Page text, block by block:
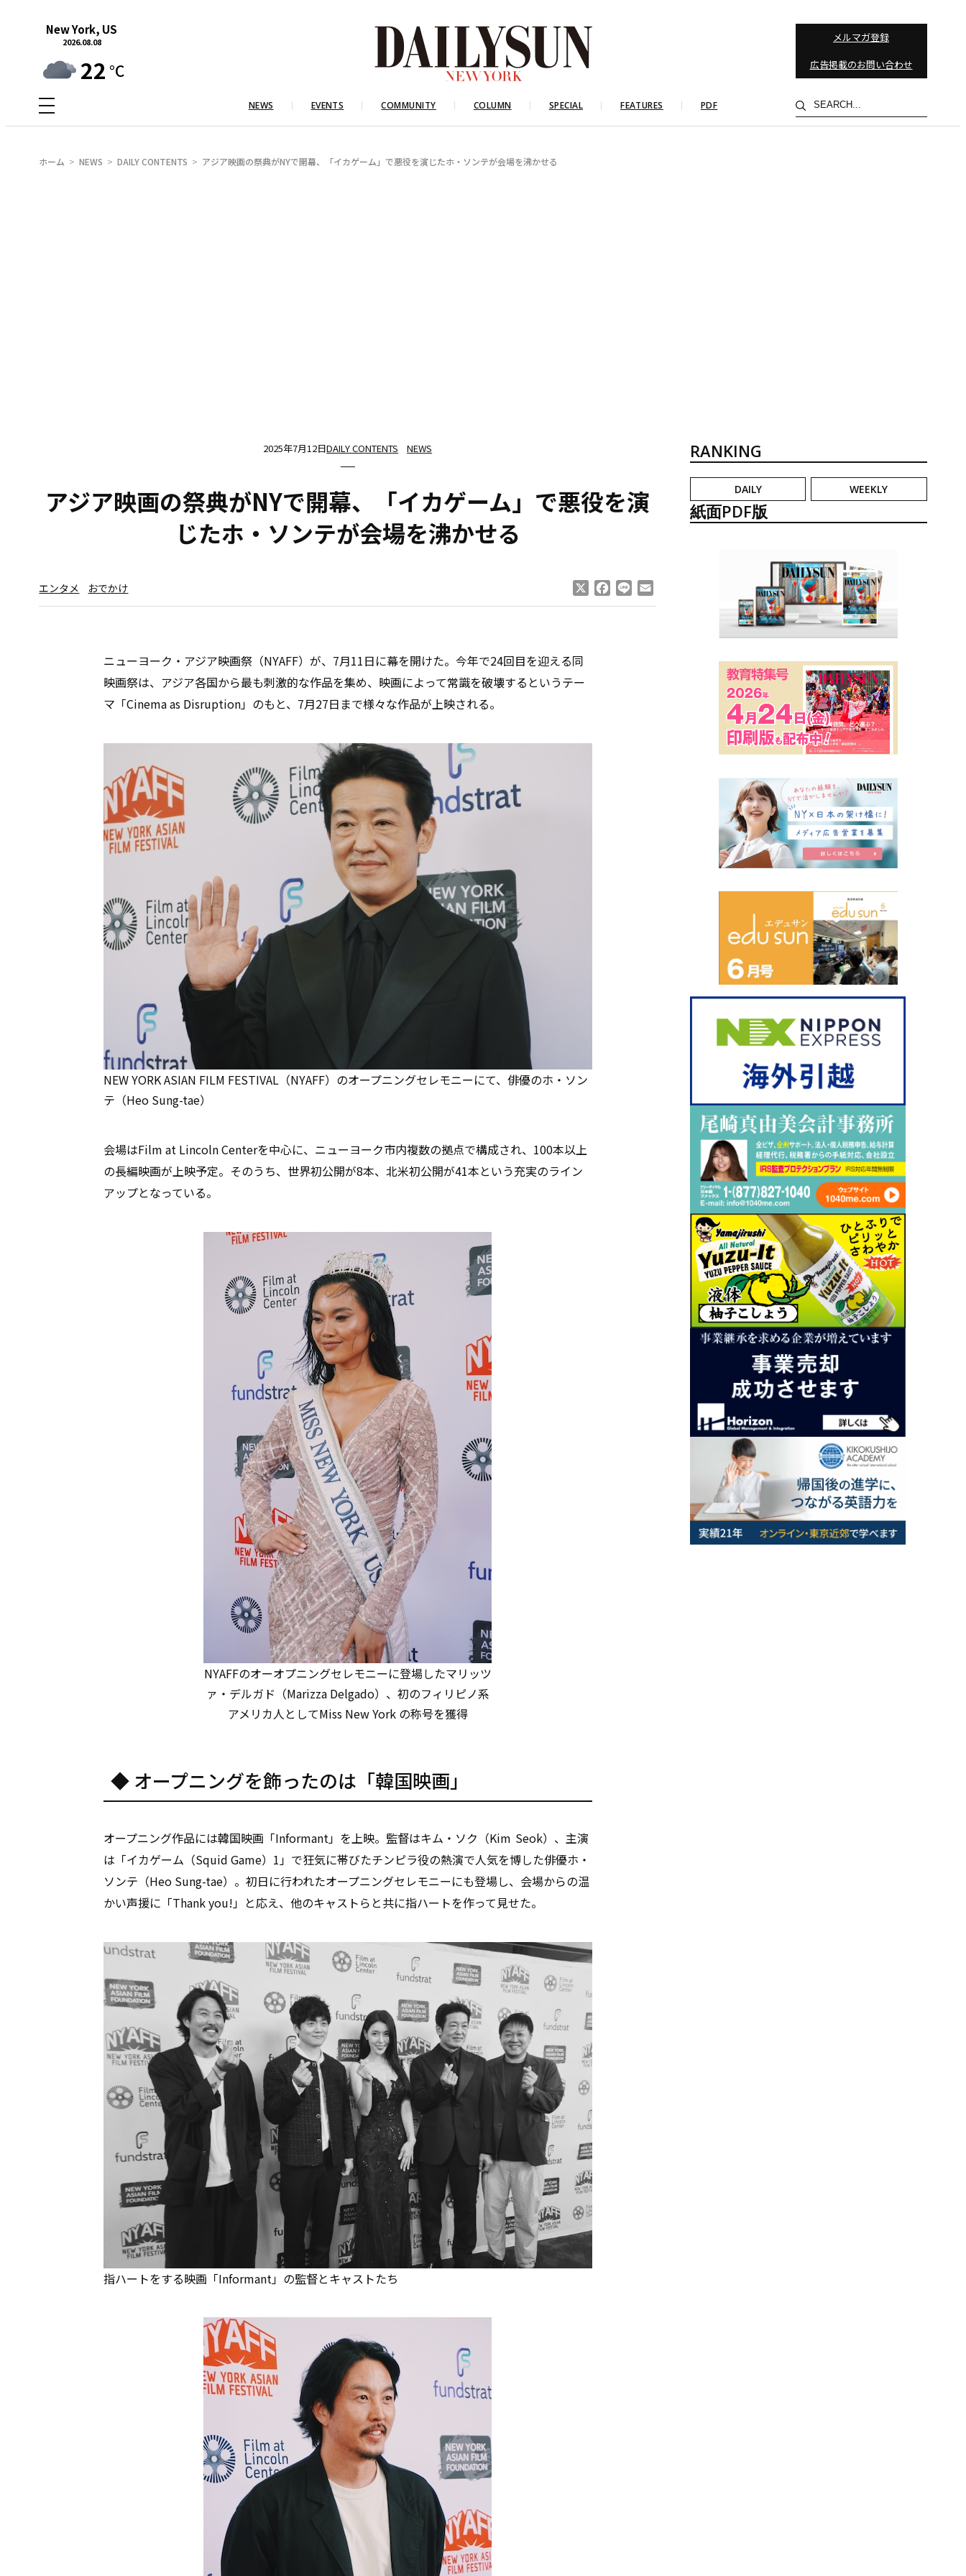
New York, US
2026.08.08
22 °C
メルマガ登録
広告掲載のお問い合わせ
NEWS EVENTS COMMUNITY COLUMN SPECIAL FEATURES PDF
検
索
ホーム NEWS DAILY CONTENTS アジア映画の祭典がNYで開幕、「イカゲーム」で悪役を演じたホ・ソンテが会場を沸かせる
2025年7月12日DAILY CONTENTS NEWS
アジア映画の祭典がNYで開幕、「イカゲーム」で悪役を演
じたホ・ソンテが会場を沸かせる
エンタメ おでかけ Facebook
Line
ニューヨーク・アジア映画祭（NYAFF）が、7月11日に幕を開けた。今年で24回目を迎える同
映画祭は、アジア各国から最も刺激的な作品を集め、映画によって常識を破壊するというテー
マ「Cinema as Disruption」のもと、7月27日まで様々な作品が上映される。
NEW YORK ASIAN FILM FESTIVAL（NYAFF）のオープニングセレモニーにて、俳優のホ・ソン
テ（Heo Sung-tae）
会場はFilm at Lincoln Centerを中心に、ニューヨーク市内複数の拠点で構成され、100本以上
の長編映画が上映予定。そのうち、世界初公開が8本、北米初公開が41本という充実のライン
アップとなっている。
NYAFFのオーオプニングセレモニーに登場したマリッツ
ァ・デルガド（Marizza Delgado）、初のフィリピノ系
アメリカ人としてMiss New York の称号を獲得
◆ オープニングを飾ったのは「韓国映画」
オープニング作品には韓国映画「Informant」を上映。監督はキム・ソク（Kim Seok）、主演
は「イカゲーム（Squid Game）1」で狂気に帯びたチンピラ役の熱演で人気を博した俳優ホ・
ソンテ（Heo Sung-tae）。初日に行われたオープニングセレモニーにも登場し、会場からの温
かい声援に「Thank you!」と応え、他のキャストらと共に指ハートを作って見せた。
指ハートをする映画「Informant」の監督とキャストたち
RANKING
DAILY WEEKLY
紙面PDF版